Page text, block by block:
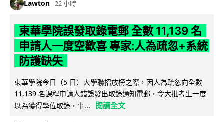
Lawton 22 小時
東華學院誤發取錄電郵 全數 11,139 名
申請人一度空歡喜 專家:人為疏忽+系統
防護缺失
東華學院今日（5 日）大學聯招放榜之際，因人為疏忽向全數
11,139 名課程申請人錯誤發出取錄通知電郵，令大批考生一度
以為獲得學位取錄，事...
閱讀全文